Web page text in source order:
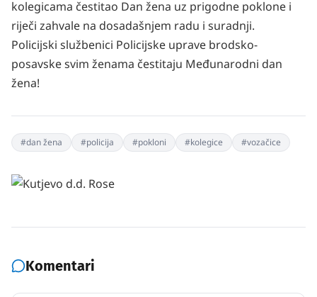
kolegicama čestitao Dan žena uz prigodne poklone i
riječi zahvale na dosadašnjem radu i suradnji.
Policijski službenici Policijske uprave brodsko-
posavske svim ženama čestitaju Međunarodni dan
žena!
#dan žena #policija #pokloni #kolegice #vozačice
Komentari